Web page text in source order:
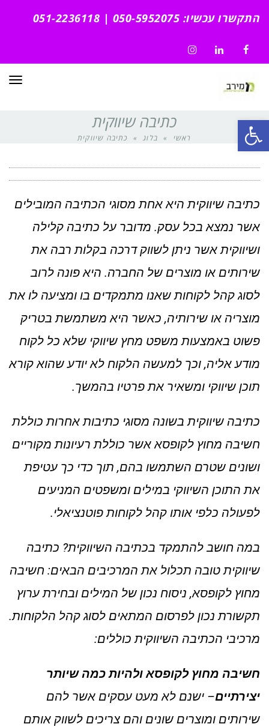
פתח סרגל נגישות
התקשרו עכשיו: 050-5952075 | 051-2236118
Facebook
LinkedIn
Instagram
כתיבה שיווקית
ראשי » בלוג » כתיבה שיווקית
כתיבה שיווקית היא אחת מסוגי הכתיבה המובילים
אשר נמצא בכל עסק. מדובר על כתיבה קלילה
ושיווקית אשר ניתן לשווק דרכה בקלות רבה את
שירותים או מוצרים של החברה. היא פונה לרוב
לסוג קהל לקוחות שאנו מתמקדים בו ומציעה לו את
מוצריה או שירותיה, כאשר היא משתמשת בטריק
פשוט באמצעות משפט מחץ שיווקי שלא כל לקוח
מודע אליה, וכך למעשה הלקוח לא יודע שהוא קורא
תוכן שיווקי ומשאיר את פרטיו בהמשך.
כתיבה שיווקית בשונה מסוגי כתיבות אחרות כוללת
חשיבה מחוץ לקופסא אשר כוללת רעיונות מקוריים
ושונים שטרם השתמשו בהם, תוך כדי כך עטיפת
את התוכן השיווקי במילים ומשפטים המניעים
לפעולה כלפי אותו קהל לקוחות פוטנציאלי.
במה חושב להתמקד בכתיבה השיווקית? כתיבה
שיווקית טובה תכלול את המרכיבים הבאים: חשיבה
מחוץ לקופסא, ניסוח נכון של המילים ובחירת ערוץ
תקשורת נכון לפרסום המתאים לסוג קהל הלקוחות.
מרכיבי הכתיבה השיווקית כוללים:
חשיבה מחוץ לקופסא ולהיות כמה שיותר
יצירתיים– ישנם לא מעט עסקים אשר להם
שירותים ומוצרים שונים והם צריכים לשווק אותם